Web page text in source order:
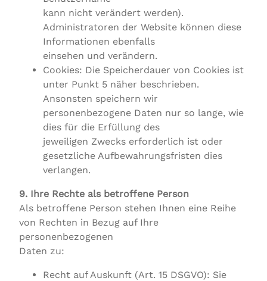
kann nicht verändert werden).
Administratoren der Website können diese
Informationen ebenfalls
einsehen und verändern.
Cookies: Die Speicherdauer von Cookies ist
unter Punkt 5 näher beschrieben.
Ansonsten speichern wir
personenbezogene Daten nur so lange, wie
dies für die Erfüllung des
jeweiligen Zwecks erforderlich ist oder
gesetzliche Aufbewahrungsfristen dies
verlangen.
9. Ihre Rechte als betroffene Person
Als betroffene Person stehen Ihnen eine Reihe
von Rechten in Bezug auf Ihre
personenbezogenen
Daten zu:
Recht auf Auskunft (Art. 15 DSGVO): Sie